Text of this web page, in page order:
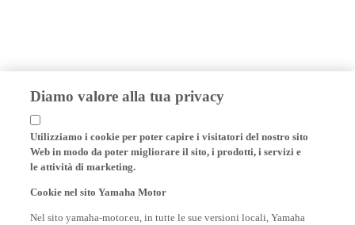
Diamo valore alla tua privacy
Utilizziamo i cookie per poter capire i visitatori del nostro sito
Web in modo da poter migliorare il sito, i prodotti, i servizi e
le attività di marketing.
Cookie nel sito Yamaha Motor
Nel sito yamaha-motor.eu, in tutte le sue versioni locali, Yamaha